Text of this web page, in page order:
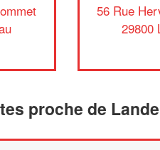
56 Rue
29800
proche de